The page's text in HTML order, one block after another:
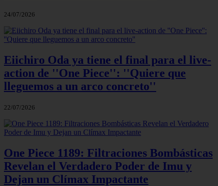
24/07/2026
Eiichiro Oda ya tiene el final para el live-
action de ''One Piece'': ''Quiere que
lleguemos a un arco concreto''
22/07/2026
One Piece 1189: Filtraciones Bombásticas
Revelan el Verdadero Poder de Imu y
Dejan un Clímax Impactante